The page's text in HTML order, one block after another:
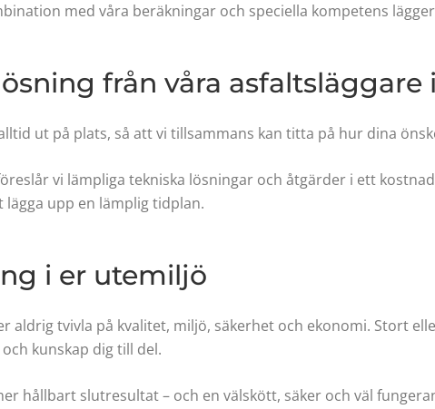
med våra beräkningar och speciella kompetens
från våra asfaltsläggare
ut på plats, så att vi tillsammans kan titta på hur dina
vi lämpliga tekniska lösningar och åtgärder i ett
upp en lämplig tidplan.
i er utemiljö
aldrig tvivla på kvalitet, miljö, säkerhet och ekonomi. Stort
kunskap dig till del.
hållbart slutresultat – och en välskött, säker och väl